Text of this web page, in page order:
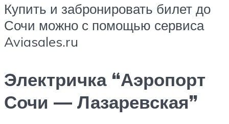
Купить и забронировать билет до
Сочи можно с помощью сервиса
Aviasales.ru
Электричка “Аэропорт
Сочи — Лазаревская”